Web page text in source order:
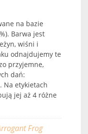
na bazie
Barwa jest
wiśni i
odnajdujemy te
przyjemne,
dań:
Na etykietach
jej aż 4 różne
Frog